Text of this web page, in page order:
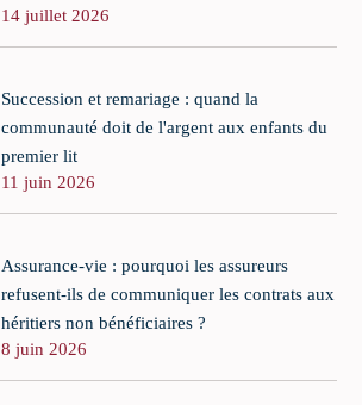
14 juillet 2026
Succession et remariage : quand la
communauté doit de l'argent aux enfants du
premier lit
11 juin 2026
Assurance-vie : pourquoi les assureurs
refusent-ils de communiquer les contrats aux
héritiers non bénéficiaires ?
8 juin 2026